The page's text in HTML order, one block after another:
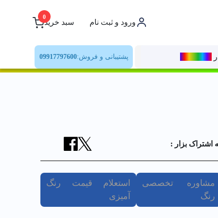
ورود و ثبت نام سبد خرید
0
پشتیبانی و فروش:09917797600
اشتراک بزار :
مشاوره تخصصی
رنگ
استعلام قیمت رنگ
آمیزی